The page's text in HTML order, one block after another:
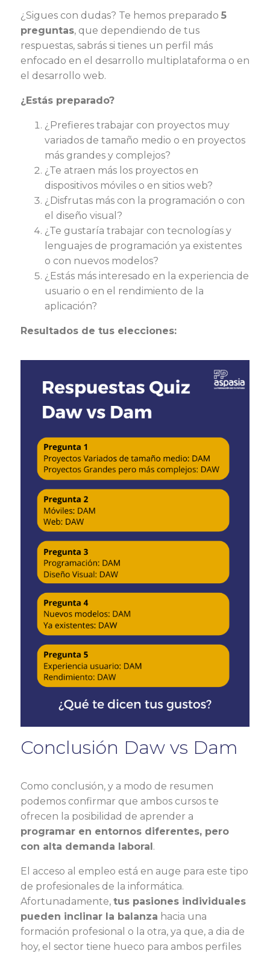
¿Sigues con dudas? Te hemos preparado 5
preguntas, que dependiendo de tus
respuestas, sabrás si tienes un perfil más
enfocado en el desarrollo multiplataforma o en
el desarrollo web.
¿Estás preparado?
¿Prefieres trabajar con proyectos muy
variados de tamaño medio o en proyectos
más grandes y complejos?
¿Te atraen más los proyectos en
dispositivos móviles o en sitios web?
¿Disfrutas más con la programación o con
el diseño visual?
¿Te gustaría trabajar con tecnologías y
lenguajes de programación ya existentes
o con nuevos modelos?
¿Estás más interesado en la experiencia de
usuario o en el rendimiento de la
aplicación?
Resultados de tus elecciones:
Conclusión Daw vs Dam
Como conclusión, y a modo de resumen
podemos confirmar que ambos cursos te
ofrecen la posibilidad de aprender a
programar en entornos diferentes, pero
con alta demanda laboral.
El acceso al empleo está en auge para este tipo
de profesionales de la informática.
Afortunadamente, tus pasiones individuales
pueden inclinar la balanza hacia una
formación profesional o la otra, ya que, a dia de
hoy, el sector tiene hueco para ambos perfiles